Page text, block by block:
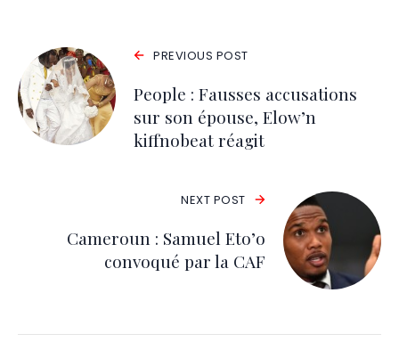
PREVIOUS POST
People : Fausses accusations
sur son épouse, Elow’n
kiffnobeat réagit
NEXT POST
Cameroun : Samuel Eto’o
convoqué par la CAF